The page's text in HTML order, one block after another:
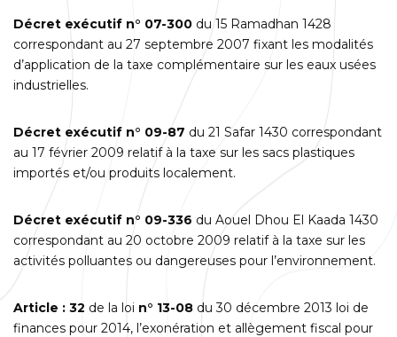
Décret exécutif n° 07-300 du 15 Ramadhan 1428
correspondant au 27 septembre 2007 fixant les modalités
d’application de la taxe complémentaire sur les eaux usées
industrielles.
Décret exécutif n° 09-87 du 21 Safar 1430 correspondant
au 17 février 2009 relatif à la taxe sur les sacs plastiques
importés et/ou produits localement.
Décret exécutif n° 09-336 du Aouel Dhou El Kaada 1430
correspondant au 20 octobre 2009 relatif à la taxe sur les
activités polluantes ou dangereuses pour l’environnement.
Article : 32 de la loi n° 13-08 du 30 décembre 2013 loi de
finances pour 2014, l’exonération et allègement fiscal pour